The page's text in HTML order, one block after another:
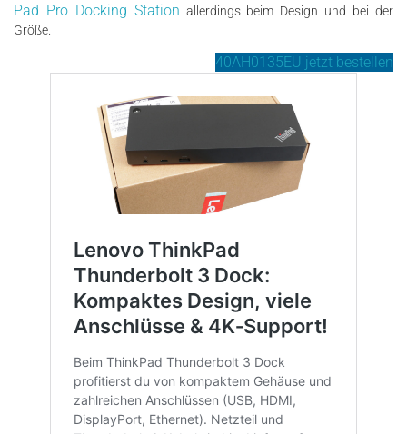
Pad Pro Docking Station allerdings beim Design und bei der
Größe.
40AH0135EU jetzt bestellen